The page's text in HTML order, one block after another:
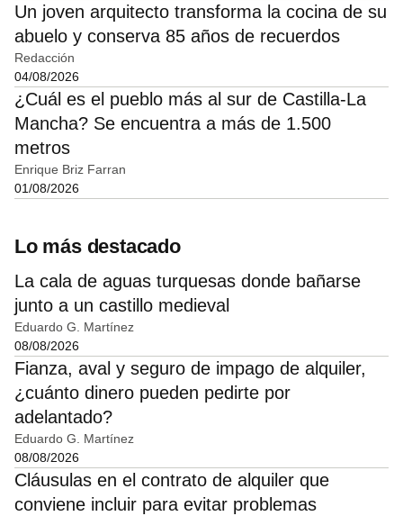
Un joven arquitecto transforma la cocina de su
abuelo y conserva 85 años de recuerdos
Redacción
04/08/2026
¿Cuál es el pueblo más al sur de Castilla-La
Mancha? Se encuentra a más de 1.500
metros
Enrique Briz Farran
01/08/2026
Lo más destacado
La cala de aguas turquesas donde bañarse
junto a un castillo medieval
Eduardo G. Martínez
08/08/2026
Fianza, aval y seguro de impago de alquiler,
¿cuánto dinero pueden pedirte por
adelantado?
Eduardo G. Martínez
08/08/2026
Cláusulas en el contrato de alquiler que
conviene incluir para evitar problemas